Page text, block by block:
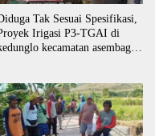
Tak Sesuai Spesifikasi,
Irigasi P3-TGAI di
kecamatan asembagus